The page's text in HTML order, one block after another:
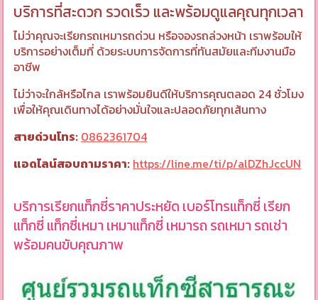
บริการที่สะดวก รวดเร็ว และพร้อมดูแลคุณทุกเวลา
ไม่ว่าคุณจะเรียกรถเหมารถด่วน หรือจองรถล่วงหน้า เราพร้อมให้
บริการอย่างเต็มที่ ด้วยระบบการจัดการที่ทันสมัยและทีมงานมือ
อาชีพ
ไม่ว่าจะใกล้หรือไกล เราพร้อมยินดีให้บริการคุณตลอด 24 ชั่วโมง
เพื่อให้คุณเดินทางได้อย่างมั่นใจและปลอดภัยทุกเส้นทาง
สายด่วนโทร: 0862361704
แอดไลน์สอบถามราคา: https://line.me/ti/p/alDZhJccUN
บริการเรียกแท็กซี่ราคาประหยัด เบอร์โทรแท็กซี่ เรียก
แท็กซี่ แท็กซี่เหมา เหมาแท็กซี่ เหมารถ รถเหมา รถเช่า
พร้อมคนขับคุณภาพ